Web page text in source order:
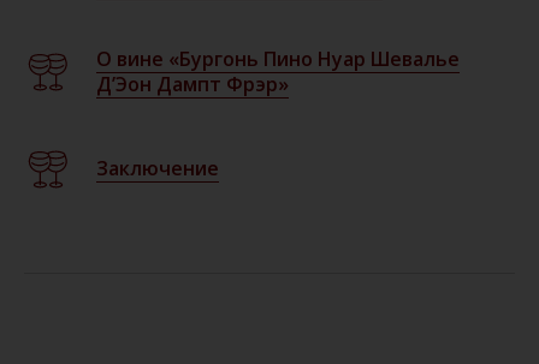
О вине «Бургонь Пино Нуар Шевалье
Д’Эон Дампт Фрэр»
Заключение